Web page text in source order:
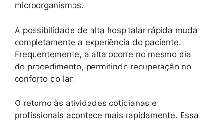
microorganismos.
A possibilidade de alta hospitalar rápida muda
completamente a experiência do paciente.
Frequentemente, a alta ocorre no mesmo dia
do procedimento, permitindo recuperação no
conforto do lar.
O retorno às atividades cotidianas e
profissionais acontece mais rapidamente. Essa